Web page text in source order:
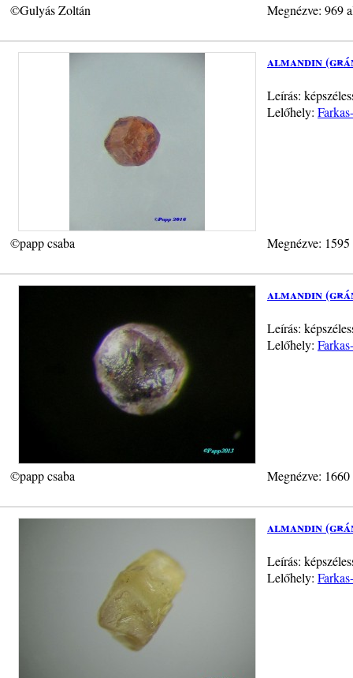
©Gulyás Zoltán Megnézve: 969
almandin
Leírás:
Lelőhely:
©papp csaba Megnézve:
almandin
Leírás:
Lelőhely:
©papp csaba Megnézve:
almandin
Leírás:
Lelőhely: